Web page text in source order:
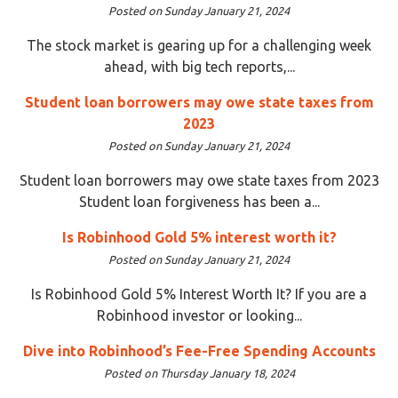
Posted on Sunday January 21, 2024
The stock market is gearing up for a challenging week
ahead, with big tech reports,...
Student loan borrowers may owe state taxes from
2023
Posted on Sunday January 21, 2024
Student loan borrowers may owe state taxes from 2023
Student loan forgiveness has been a...
Is Robinhood Gold 5% interest worth it?
Posted on Sunday January 21, 2024
Is Robinhood Gold 5% Interest Worth It? If you are a
Robinhood investor or looking...
Dive into Robinhood’s Fee-Free Spending Accounts
Posted on Thursday January 18, 2024